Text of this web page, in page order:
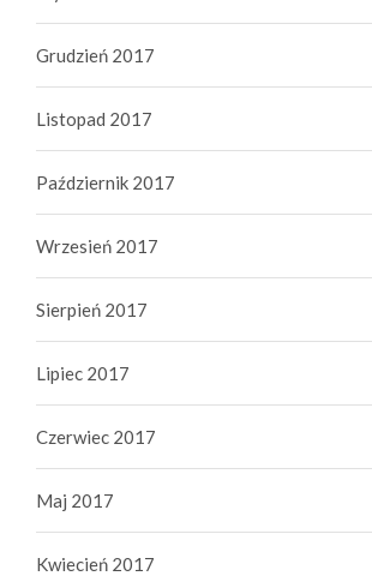
Grudzień 2017
Listopad 2017
Październik 2017
Wrzesień 2017
Sierpień 2017
Lipiec 2017
Czerwiec 2017
Maj 2017
Kwiecień 2017